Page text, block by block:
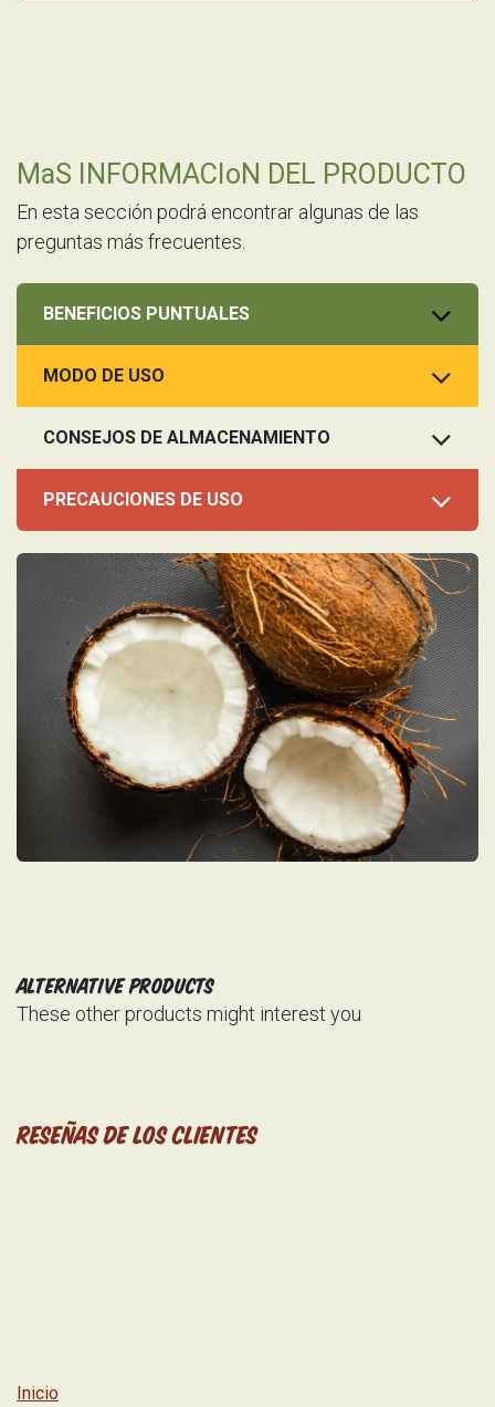
MaS INFORMACIoN DEL PRODUCTO
En esta sección podrá encontrar algunas de las
preguntas más frecuentes.
BENEFICIOS PUNTUALES
MODO DE USO
CONSEJOS DE ALMACENAMIENTO
PRECAUCIONES DE USO
Alternative Products
These other products might interest you
Reseñas de los clientes
Inicio